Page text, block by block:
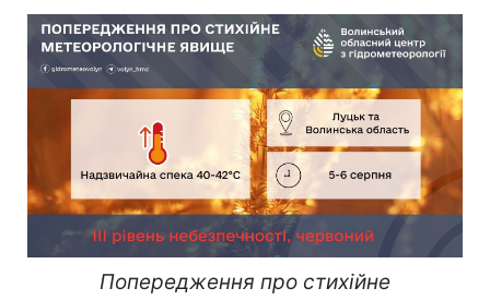
Попередження про стихійне